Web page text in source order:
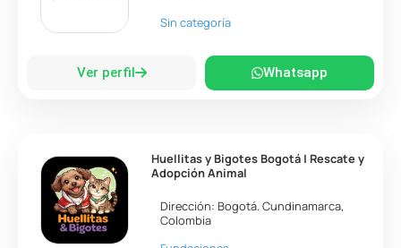
Sin categoría
Ver perfil Whatsapp
Huellitas y Bigotes Bogotá | Rescate y
Adopción Animal
Dirección: Bogotá.Cundinamarca,
Colombia